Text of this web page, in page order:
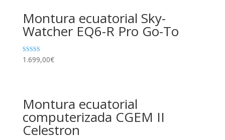
Montura ecuatorial Sky-
Watcher EQ6-R Pro Go-To
Valorado en
5.00
1.699,00€
Montura ecuatorial
computerizada CGEM II
Celestron